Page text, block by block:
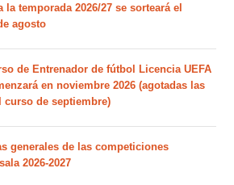
la temporada 2026/27 se sorteará el
agosto
de Entrenador de fútbol Licencia UEFA
en noviembre 2026 (agotadas las
curso de septiembre)
generales de las competiciones
2026-2027